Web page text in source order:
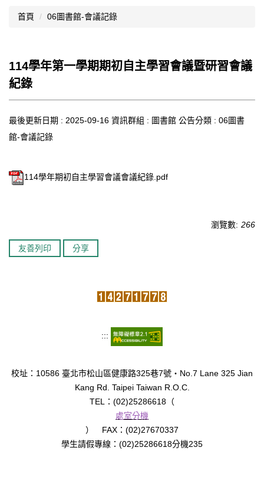
認識西松
文件資料
網站管理
西松學習歷程檔案
臺北市111年度臺北酷課雲師資增能推廣
首頁 06圖書館-會議記錄
114學年第一學期期初自主學習會議暨研習會議
紀錄
最後更新日期 : 2025-09-16 資訊群組 : 圖書館 公告分類 : 06圖書
館-會議記錄
114學年期初自主學習會議會議紀錄.pdf
瀏覽數: 266
友善列印 分享
:::
校址：10586 臺北市松山區健康路325巷7號‧No.7 Lane 325 Jian
Kang Rd. Taipei Taiwan R.O.C.
TEL：(02)25286618（
處室分機
） FAX：(02)27670337
學生請假專線：(02)25286618分機235